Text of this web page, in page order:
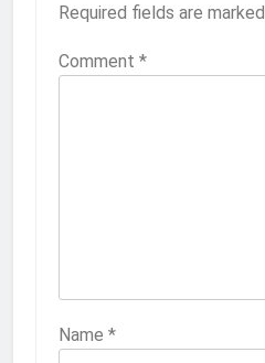
Required fields are marked
Comment *
Name *